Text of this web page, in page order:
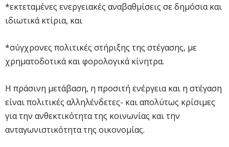
*εκτεταμένες ενεργειακές αναβαθμίσεις σε δημόσια και
ιδιωτικά κτίρια, και
*σύγχρονες πολιτικές στήριξης της στέγασης, με
χρηματοδοτικά και φορολογικά κίνητρα.
Η πράσινη μετάβαση, η προσιτή ενέργεια και η στέγαση
είναι πολιτικές αλληλένδετες- και απολύτως κρίσιμες
για την ανθεκτικότητα της κοινωνίας και την
ανταγωνιστικότητα της οικονομίας.